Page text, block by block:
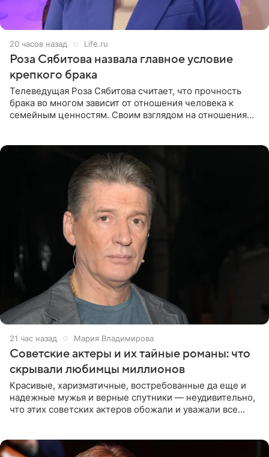
20 часов назад Life.ru
Роза Сябитова назвала главное условие
крепкого брака
Телеведущая Роза Сябитова считает, что прочность
брака во многом зависит от отношения человека к
семейным ценностям. Своим взглядом на отношения
21 час назад Мария Владимирова
Советские актеры и их тайные романы: что
скрывали любимцы миллионов
Красивые, харизматичные, востребованные да еще и
надежные мужья и верные спутники — неудивительно,
что этих советских актеров обожали и уважали все